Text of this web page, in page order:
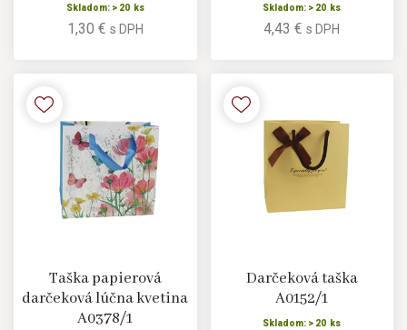
Skladom: > 20 ks
1,30 € s DPH
Skladom: > 20 ks
4,43 €s DPH
Taška papierová
darčeková lúčna kvetina
A0378/1
Darčeková taška
A0152/1
Skladom: > 20 ks